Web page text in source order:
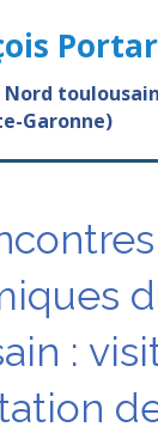
Nord toulousain
Garonne)
: